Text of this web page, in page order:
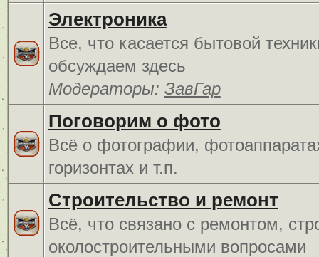
Электроника
Все, что касается бытовой
обсуждаем здесь
Модераторы: ЗавГар
Поговорим о фото
Всё о фотографии,
горизонтах и т.п.
Строительство и ремонт
Всё, что связано с ремонтом,
околостроительными вопросами